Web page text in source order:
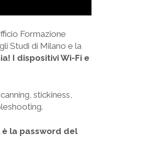
Formazione
Studi di Milano e la
I dispositivi Wi-Fi e
stickiness,
è la password del